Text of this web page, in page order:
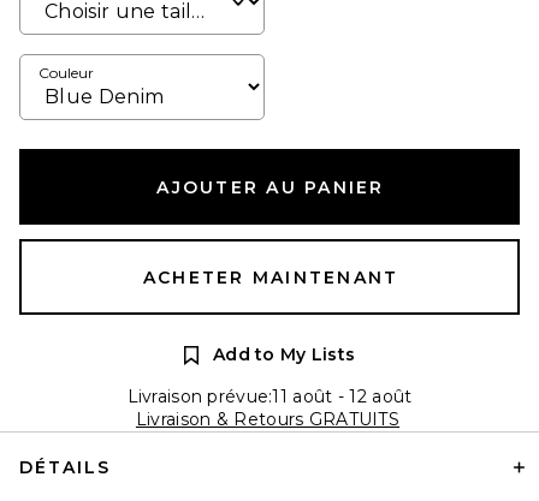
Couleur
AJOUTER AU PANIER
ACHETER MAINTENANT
Add to My Lists
Livraison prévue:11 août - 12 août
Livraison & Retours GRATUITS
DÉTAILS